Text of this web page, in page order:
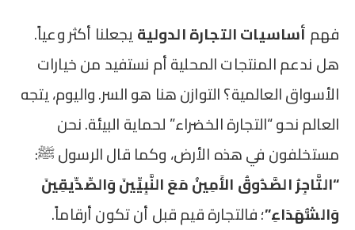
فهمأساسيات التجارة الدوليةيجعلنا أكثر وعياً.
هل ندعم المنتجات المحلية أم نستفيد من خيارات
الأسواق العالمية؟ التوازن هنا هو السر. واليوم، يتجه
العالم نحو “التجارة الخضراء” لحماية البيئة. نحن
مستخلفون في هذه الأرض، وكما قال الرسول ﷺ:
“التَّاجِرُ الصَّدُوقُ الأَمِينُ مَعَ النَّبِيِّينَ وَالصِّدِّيقِينَ
وَالشُّهَدَاءِ”؛ فالتجارة قيم قبل أن تكون أرقاماً.